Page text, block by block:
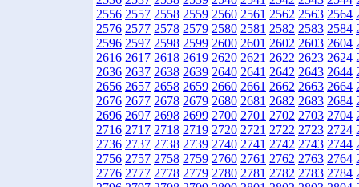
2556 2557 2558 2559 2560 2561 2562 2563 2564
2576 2577 2578 2579 2580 2581 2582 2583 2584
2596 2597 2598 2599 2600 2601 2602 2603 2604
2616 2617 2618 2619 2620 2621 2622 2623 2624
2636 2637 2638 2639 2640 2641 2642 2643 2644
2656 2657 2658 2659 2660 2661 2662 2663 2664
2676 2677 2678 2679 2680 2681 2682 2683 2684
2696 2697 2698 2699 2700 2701 2702 2703 2704
2716 2717 2718 2719 2720 2721 2722 2723 2724
2736 2737 2738 2739 2740 2741 2742 2743 2744
2756 2757 2758 2759 2760 2761 2762 2763 2764
2776 2777 2778 2779 2780 2781 2782 2783 2784